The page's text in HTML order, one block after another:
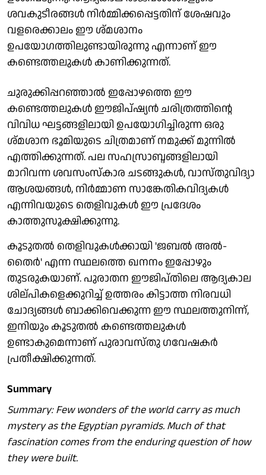
ശവകുടീരങ്ങൾ നിർമ്മിക്കപ്പെട്ടതിന് ശേഷവും
വളരെക്കാലം ഈ ശ്മശാനം
ഉപയോഗത്തിലുണ്ടായിരുന്നു എന്നാണ് ഈ
കണ്ടെത്തലുകൾ കാണിക്കുന്നത്.
ചുരുക്കിപ്പറഞ്ഞാൽ ഇപ്പോഴത്തെ ഈ
കണ്ടെത്തലുകൾ ഈജിപ്ഷ്യൻ ചരിത്രത്തിന്റെ
വിവിധ ഘട്ടങ്ങളിലായി ഉപയോഗിച്ചിരുന്ന ഒരു
ശ്മശാന ഭൂമിയുടെ ചിത്രമാണ് നമുക്ക് മുന്നിൽ
എത്തിക്കുന്നത്. പല സഹസ്രാബ്ദങ്ങളിലായി
മാറിവന്ന ശവസംസ്കാര ചടങ്ങുകൾ, വാസ്തുവിദ്യാ
ആശയങ്ങൾ, നിർമ്മാണ സാങ്കേതികവിദ്യകൾ
എന്നിവയുടെ തെളിവുകൾ ഈ പ്രദേശം
കാത്തുസൂക്ഷിക്കുന്നു.
കൂടുതൽ തെളിവുകൾക്കായി 'ജബൽ അൽ-
തൈർ' എന്ന സ്ഥലത്തെ ഖനനം ഇപ്പോഴും
തുടരുകയാണ്. പുരാതന ഈജിപ്തിലെ ആദ്യകാല
ശില്പികളെക്കുറിച്ച് ഉത്തരം കിട്ടാത്ത നിരവധി
ചോദ്യങ്ങൾ ബാക്കിവെക്കുന്ന ഈ സ്ഥലത്തുനിന്ന്,
ഇനിയും കൂടുതൽ കണ്ടെത്തലുകൾ
ഉണ്ടാകുമെന്നാണ് പുരാവസ്തു ഗവേഷകർ
പ്രതീക്ഷിക്കുന്നത്.
Summary
Summary: Few wonders of the world carry as much
mystery as the Egyptian pyramids. Much of that
fascination comes from the enduring question of how
they were built.